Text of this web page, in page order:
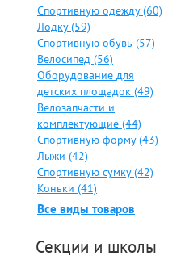
Спортивную одежду (60)
Лодку (59)
Спортивную обувь (57)
Велосипед (56)
Оборудование для
детских площадок (49)
Велозапчасти и
комплектующие (44)
Спортивную форму (43)
Лыжи (42)
Спортивную сумку (42)
Коньки (41)
Все виды товаров
Секции и школы